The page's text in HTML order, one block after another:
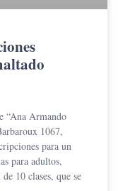
“Ana Armando
1067,
para un
para adultos,
10 clases, que se